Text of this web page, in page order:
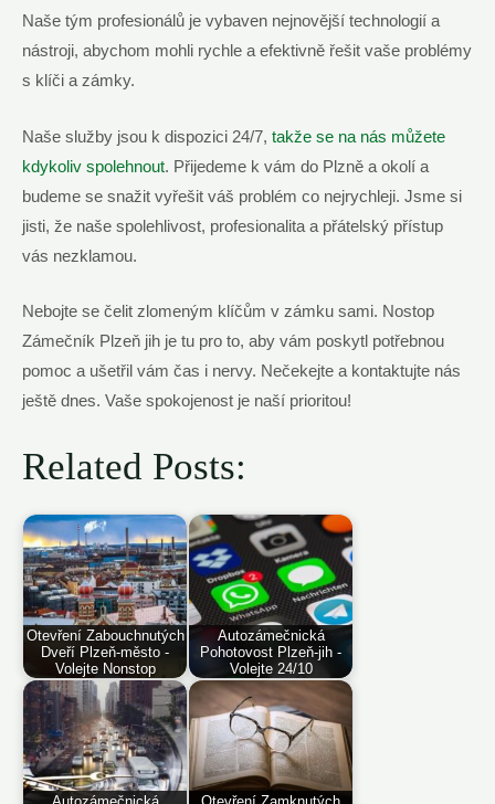
Naše tým profesionálů je vybaven⁤ nejnovější ⁣technologií a
nástroji, abychom mohli rychle a efektivně řešit vaše​ problémy
s klíči a zámky.
Naše služby jsou k dispozici 24/7, takže⁤ se na nás můžete⁣
kdykoliv spolehnout.‌ Přijedeme k vám⁢ do Plzně a okolí a
budeme se snažit​ vyřešit váš problém ‍co nejrychleji. Jsme si
jisti,‌ že naše spolehlivost,‌ profesionalita a přátelský přístup
vás nezklamou.
Nebojte ‌se čelit zlomeným klíčům v zámku sami.​ Nostop
Zámečník ‌Plzeň jih ⁤je tu pro to, aby vám poskytl potřebnou
pomoc a ušetřil vám čas i nervy. Nečekejte a kontaktujte nás
ještě ⁤dnes. Vaše spokojenost je naší prioritou!⁢
Related Posts:
Otevření Zabouchnutých
Dveří Plzeň-město -
Volejte Nonstop
Autozámečnická
Pohotovost Plzeň-jih -
Volejte 24/10